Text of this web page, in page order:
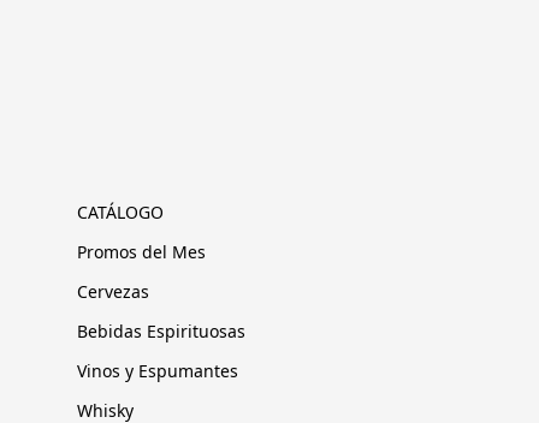
CATÁLOGO
Promos del Mes
Cervezas
Bebidas Espirituosas
Vinos y Espumantes
Whisky